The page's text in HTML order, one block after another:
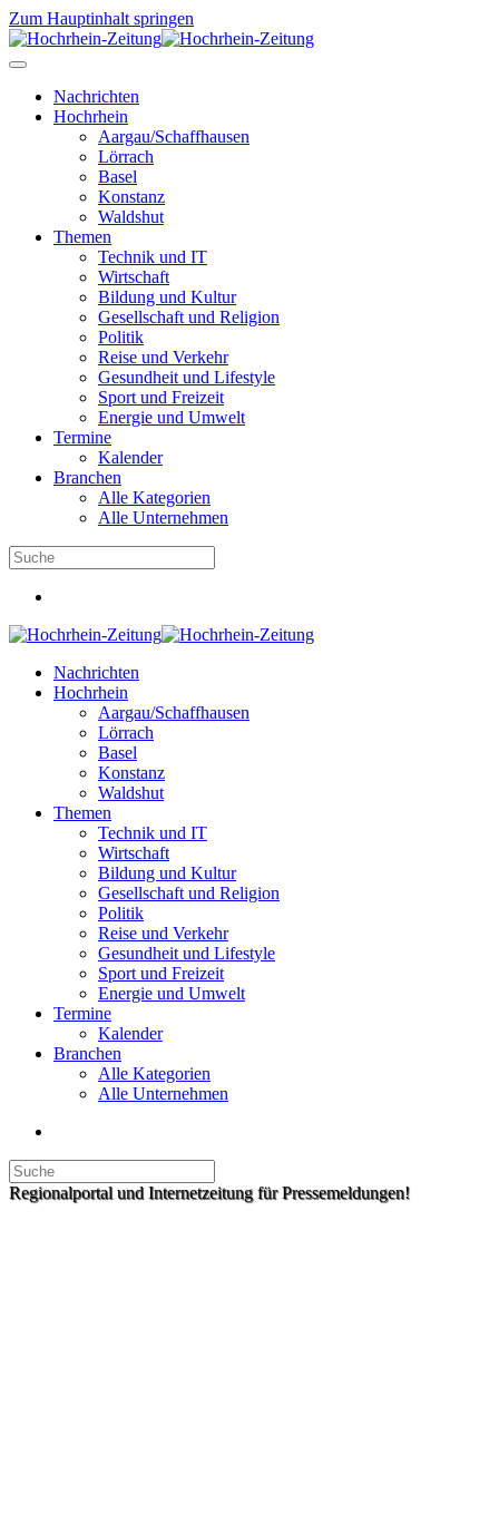
Zum Hauptinhalt springen
Nachrichten
Hochrhein
Aargau/Schaffhausen
Lörrach
Basel
Konstanz
Waldshut
Themen
Technik und IT
Wirtschaft
Bildung und Kultur
Gesellschaft und Religion
Politik
Reise und Verkehr
Gesundheit und Lifestyle
Sport und Freizeit
Energie und Umwelt
Termine
Kalender
Branchen
Alle Kategorien
Alle Unternehmen
Nachrichten
Hochrhein
Aargau/Schaffhausen
Lörrach
Basel
Konstanz
Waldshut
Themen
Technik und IT
Wirtschaft
Bildung und Kultur
Gesellschaft und Religion
Politik
Reise und Verkehr
Gesundheit und Lifestyle
Sport und Freizeit
Energie und Umwelt
Termine
Kalender
Branchen
Alle Kategorien
Alle Unternehmen
Regionalportal und Internetzeitung für Pressemeldungen!